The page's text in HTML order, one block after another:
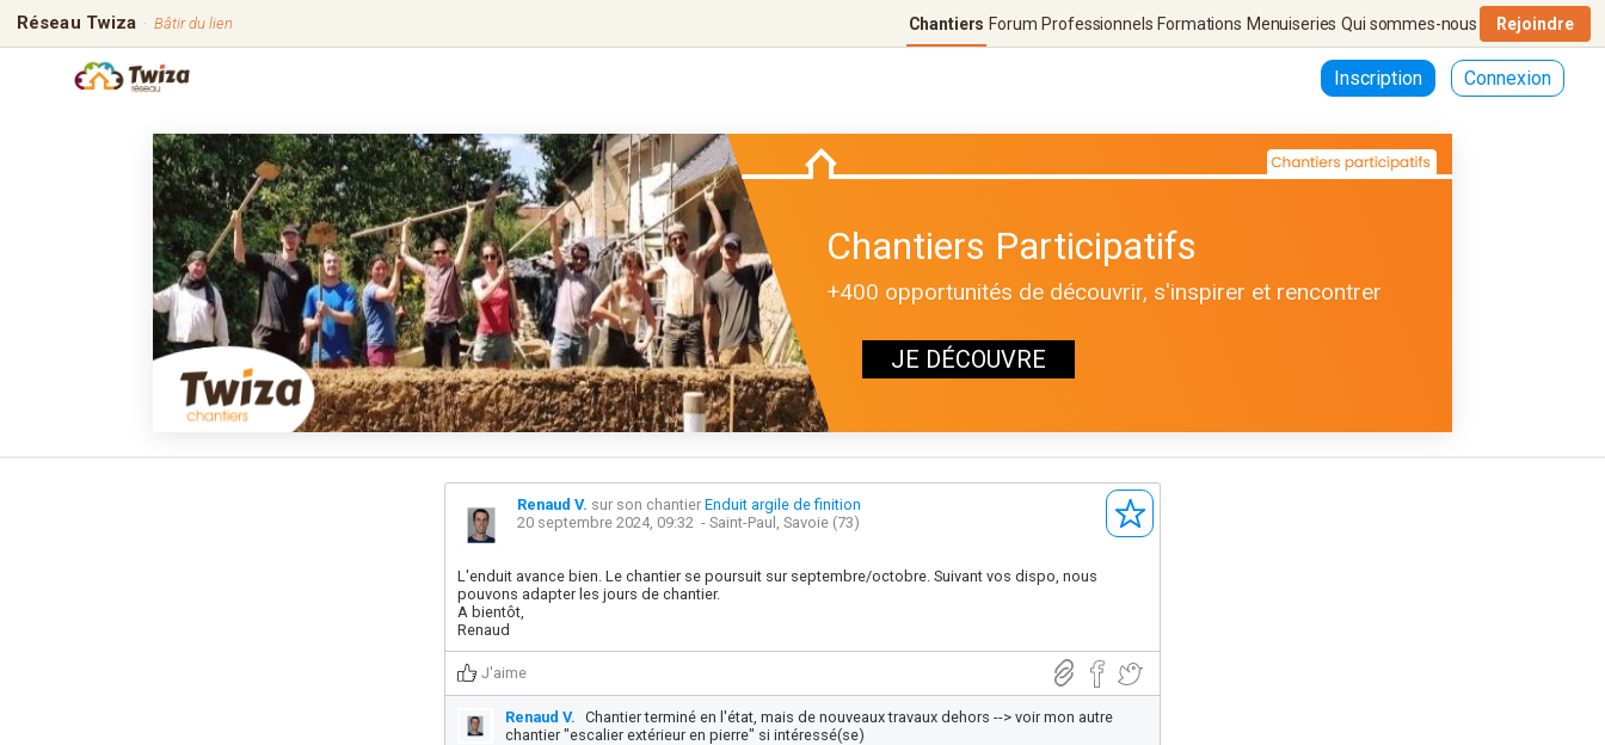
Réseau Twiza · Bâtir du lien Chantiers Forum Professionnels Formations Menuiseries Qui sommes-nous Rejoindre
Inscription Connexion
Chantiers Participatifs
+400 opportunités de découvrir, s'inspirer et rencontrer
JE DÉCOUVRE
Renaud V. sur son chantier Enduit argile de finition
20 septembre 2024, 09:32 - Saint-Paul, Savoie (73)
L'enduit avance bien. Le chantier se poursuit sur septembre/octobre. Suivant vos dispo, nous
pouvons adapter les jours de chantier.
A bientôt,
Renaud
J'aime
Renaud V. Chantier terminé en l'état, mais de nouveaux travaux dehors --> voir mon autre
chantier "escalier extérieur en pierre" si intéressé(se)